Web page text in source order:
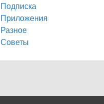
Подписка
Приложения
Разное
Советы